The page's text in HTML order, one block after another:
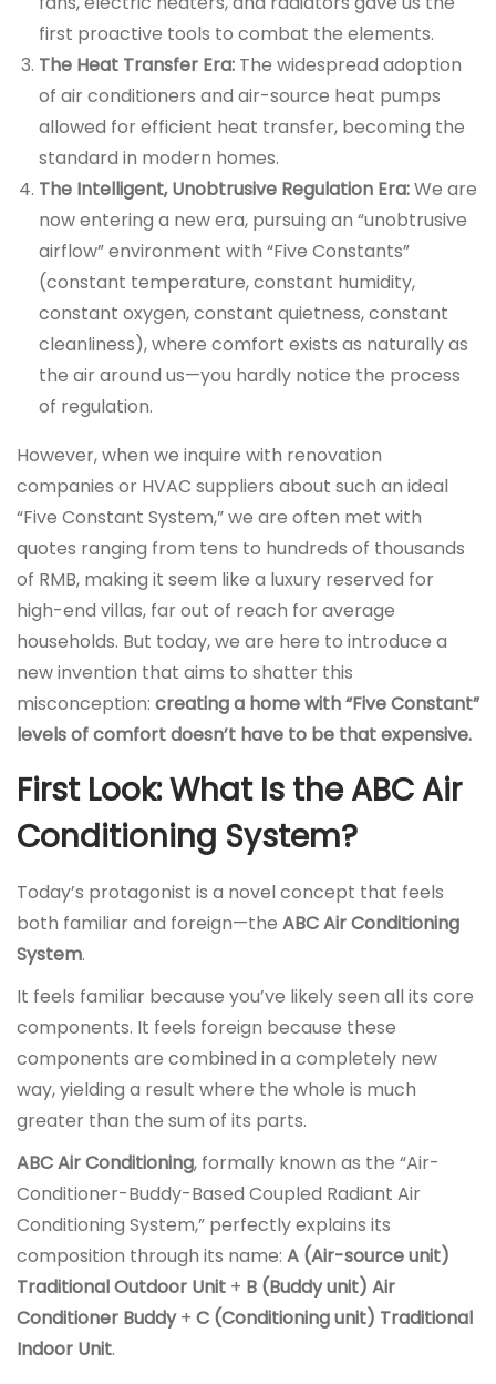
first proactive tools to combat the elements.
The Heat Transfer Era: The widespread adoption
of air conditioners and air-source heat pumps
allowed for efficient heat transfer, becoming the
standard in modern homes.
The Intelligent, Unobtrusive Regulation Era:We are
now entering a new era, pursuing an “unobtrusive
airflow” environment with “Five Constants”
(constant temperature, constant humidity,
constant oxygen, constant quietness, constant
cleanliness), where comfort exists as naturally as
the air around us—you hardly notice the process
of regulation.
However, when we inquire with renovation
companies or HVAC suppliers about such an ideal
“Five Constant System,” we are often met with
quotes ranging from tens to hundreds of thousands
of RMB, making it seem like a luxury reserved for
high-end villas, far out of reach for average
households. But today, we are here to introduce a
new invention that aims to shatter this
misconception: creating a home with “Five Constant”
levels of comfort doesn’t have to be that expensive.
First Look: What Is the ABC Air
Conditioning System?
Today’s protagonist is a novel concept that feels
both familiar and foreign—the ABC Air Conditioning
System.
It feels familiar because you’ve likely seen all its core
components. It feels foreign because these
components are combined in a completely new
way, yielding a result where the whole is much
greater than the sum of its parts.
ABC Air Conditioning, formally known as the “Air-
Conditioner-Buddy-Based Coupled Radiant Air
Conditioning System,” perfectly explains its
composition through its name: A (Air-source unit)
Traditional Outdoor Unit + B (Buddy unit) Air
Conditioner Buddy+ C (Conditioning unit) Traditional
Indoor Unit.